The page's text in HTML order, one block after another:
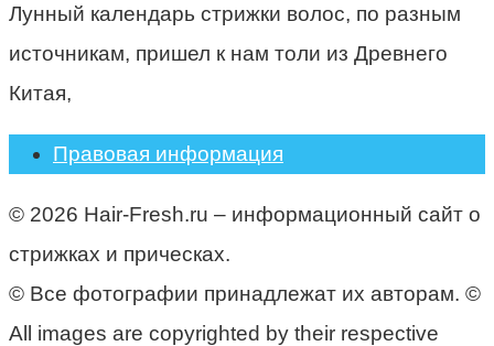
Лунный календарь стрижки волос, по разным
источникам, пришел к нам толи из Древнего
Китая,
Правовая информация
© 2026 Hair-Fresh.ru – информационный сайт о
стрижках и прическах.
© Все фотографии принадлежат их авторам. ©
All images are copyrighted by their respective